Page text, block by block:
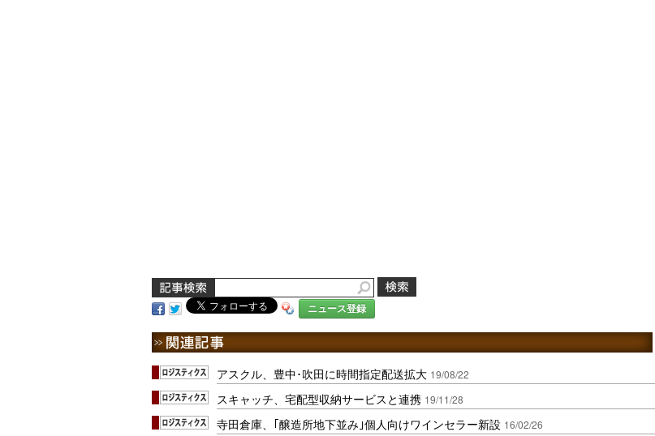
ニュース登録
アスクル、豊中･吹田に時間指定配送拡大 19/08/22
スキャッチ、宅配型収納サービスと連携 19/11/28
寺田倉庫、｢醸造所地下並み｣個人向けワインセラー新設 16/02/26